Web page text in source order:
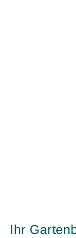
Ihr